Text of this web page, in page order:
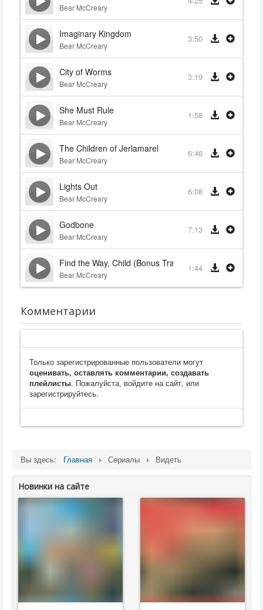
Bear McCreary
Imaginary Kingdom
Bear McCreary
3:50
City of Worms
Bear McCreary
3:19
She Must Rule
Bear McCreary
1:58
The Children of Jerlamarel
Bear McCreary
6:46
Lights Out
Bear McCreary
6:08
Godbone
Bear McCreary
7:13
Find the Way, Child (Bonus Track)
Bear McCreary
1:44
Комментарии
Только зарегистрированные пользователи могут
оценивать, оставлять комментарии, создавать
плейлисты. Пожалуйста, войдите на сайт, или
зарегистрируйтесь.
Вы здесь: Главная Сериалы Видеть
Новинки на сайте